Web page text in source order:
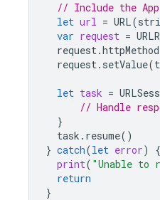
// Include the
let url = URL(
var request =
request.httpMethod
request. setValue(
let task =
// Handle
}
task . resume()
} catch(let error)
{
print( "Unable to
return
}